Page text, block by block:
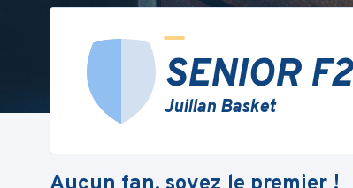
SENIOR F2
Juillan Basket